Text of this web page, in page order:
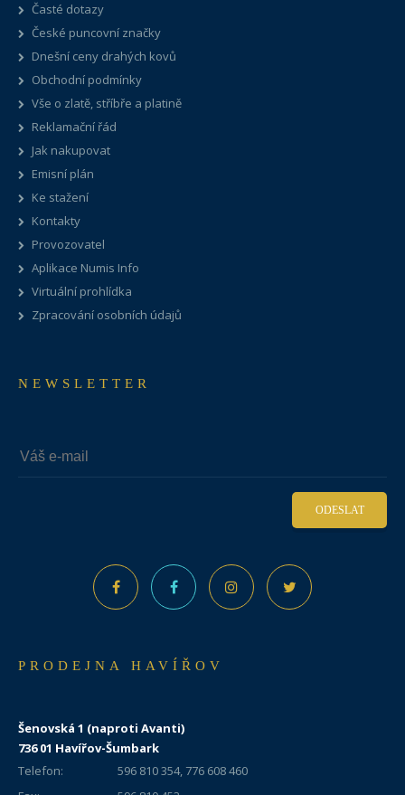
Časté dotazy
České puncovní značky
Dnešní ceny drahých kovů
Obchodní podmínky
Vše o zlatě, stříbře a platině
Reklamační řád
Jak nakupovat
Emisní plán
Ke stažení
Kontakty
Provozovatel
Aplikace Numis Info
Virtuální prohlídka
Zpracování osobních údajů
NEWSLETTER
ODESLAT
PRODEJNA HAVÍŘOV
Šenovská 1 (naproti Avanti)
736 01 Havířov-Šumbark
Telefon:
596 810 354, 776 608 460